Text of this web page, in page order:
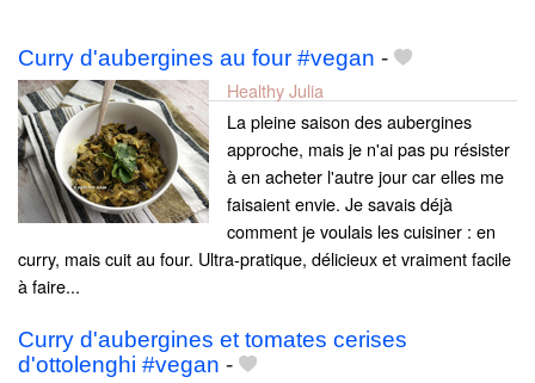
Curry d'aubergines au four #vegan -
Healthy Julia
La pleine saison des aubergines
approche, mais je n'ai pas pu résister
à en acheter l'autre jour car elles me
faisaient envie. Je savais déjà
comment je voulais les cuisiner : en
curry, mais cuit au four. Ultra-pratique, délicieux et vraiment facile
à faire...
Curry d'aubergines et tomates cerises
d'ottolenghi #vegan -